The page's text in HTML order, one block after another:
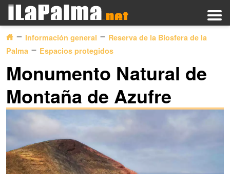
Información general
Reserva de la Biosfera de la
Palma
Espacios protegidos
Monumento Natural de
Montaña de Azufre